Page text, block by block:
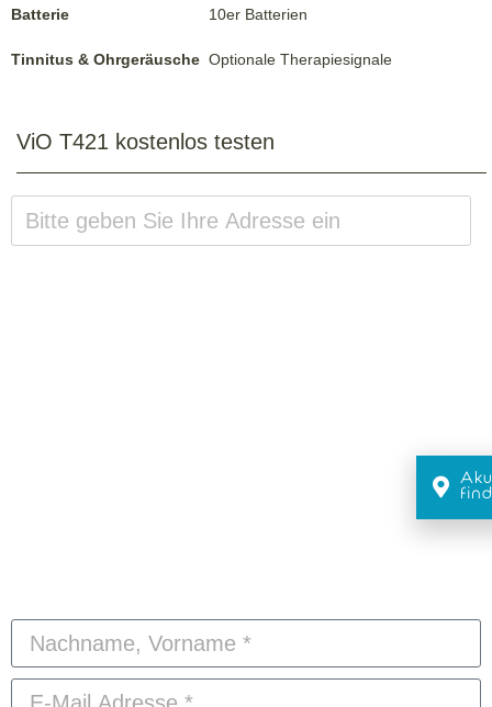
Batterie 10er Batterien
Tinnitus & Ohrgeräusche Optionale Therapiesignale
ViO T421 kostenlos testen